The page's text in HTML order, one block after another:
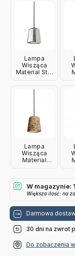
Lampa
Wisząca
Material Stal
Lampa
Wisząca
Material
W magazynie:
Większa ilość: na
Darmowa
30 dni na zwrot
Do zobaczenia